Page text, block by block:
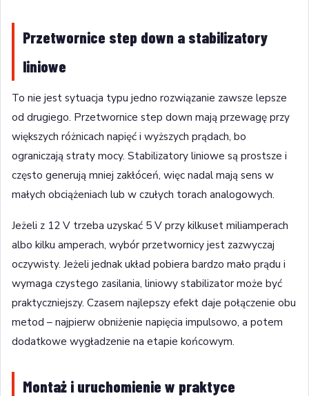
Przetwornice step down a stabilizatory
liniowe
To nie jest sytuacja typu jedno rozwiązanie zawsze lepsze
od drugiego. Przetwornice step down mają przewagę przy
większych różnicach napięć i wyższych prądach, bo
ograniczają straty mocy. Stabilizatory liniowe są prostsze i
często generują mniej zakłóceń, więc nadal mają sens w
małych obciążeniach lub w czułych torach analogowych.
Jeżeli z 12 V trzeba uzyskać 5 V przy kilkuset miliamperach
albo kilku amperach, wybór przetwornicy jest zazwyczaj
oczywisty. Jeżeli jednak układ pobiera bardzo mało prądu i
wymaga czystego zasilania, liniowy stabilizator może być
praktyczniejszy. Czasem najlepszy efekt daje połączenie obu
metod – najpierw obniżenie napięcia impulsowo, a potem
dodatkowe wygładzenie na etapie końcowym.
Montaż i uruchomienie w praktyce